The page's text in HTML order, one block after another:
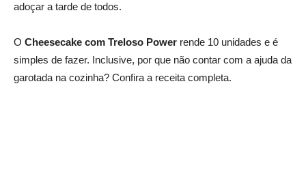
adoçar a tarde de todos.
O Cheesecake com Treloso Power rende 10 unidades e é
simples de fazer. Inclusive, por que não contar com a ajuda da
garotada na cozinha? Confira a receita completa.